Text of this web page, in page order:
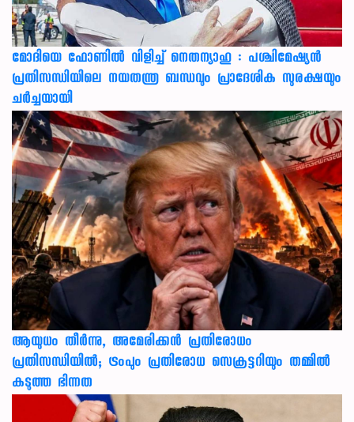
മോദിയെ ഫോണിൽ വിളിച്ച് നെതന്യാഹു : പശ്ചിമേഷ്യൻ
പ്രതിസന്ധിയിലെ നയതന്ത്ര ബന്ധവും പ്രാദേശിക സുരക്ഷയും
ചർച്ചയായി
ആയുധം തീർന്നു, അമേരിക്കൻ പ്രതിരോധം
പ്രതിസന്ധിയിൽ; ട്രംപും പ്രതിരോധ സെക്രട്ടറിയും തമ്മിൽ
കടുത്ത ഭിന്നത